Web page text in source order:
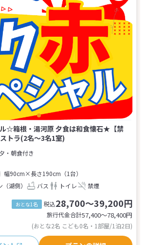
☆箱根・湯河原 夕食は和食懐石★【禁
トラ(2名～3名1室)
夕・朝食付き
幅90cm×長さ190cm（1台）
湖側） バス トイレ 禁煙
おとな1名 税込28,700～39,200円
旅行代金合計57,400〜78,400円
(おとな2名 こども0名・1部屋/1泊2日)